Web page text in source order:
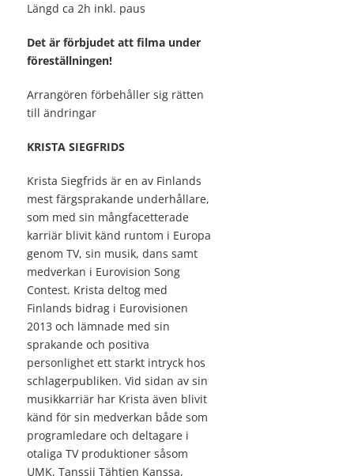
Längd ca 2h inkl. paus
Det är förbjudet att filma under
föreställningen!
Arrangören förbehåller sig rätten
till ändringar
KRISTA SIEGFRIDS
Krista Siegfrids är en av Finlands
mest färgsprakande underhållare,
som med sin mångfacetterade
karriär blivit känd runtom i Europa
genom TV, sin musik, dans samt
medverkan i Eurovision Song
Contest. Krista deltog med
Finlands bidrag i Eurovisionen
2013 och lämnade med sin
sprakande och positiva
personlighet ett starkt intryck hos
schlagerpubliken. Vid sidan av sin
musikkarriär har Krista även blivit
känd för sin medverkan både som
programledare och deltagare i
otaliga TV produktioner såsom
UMK, Tanssii Tähtien Kanssa,